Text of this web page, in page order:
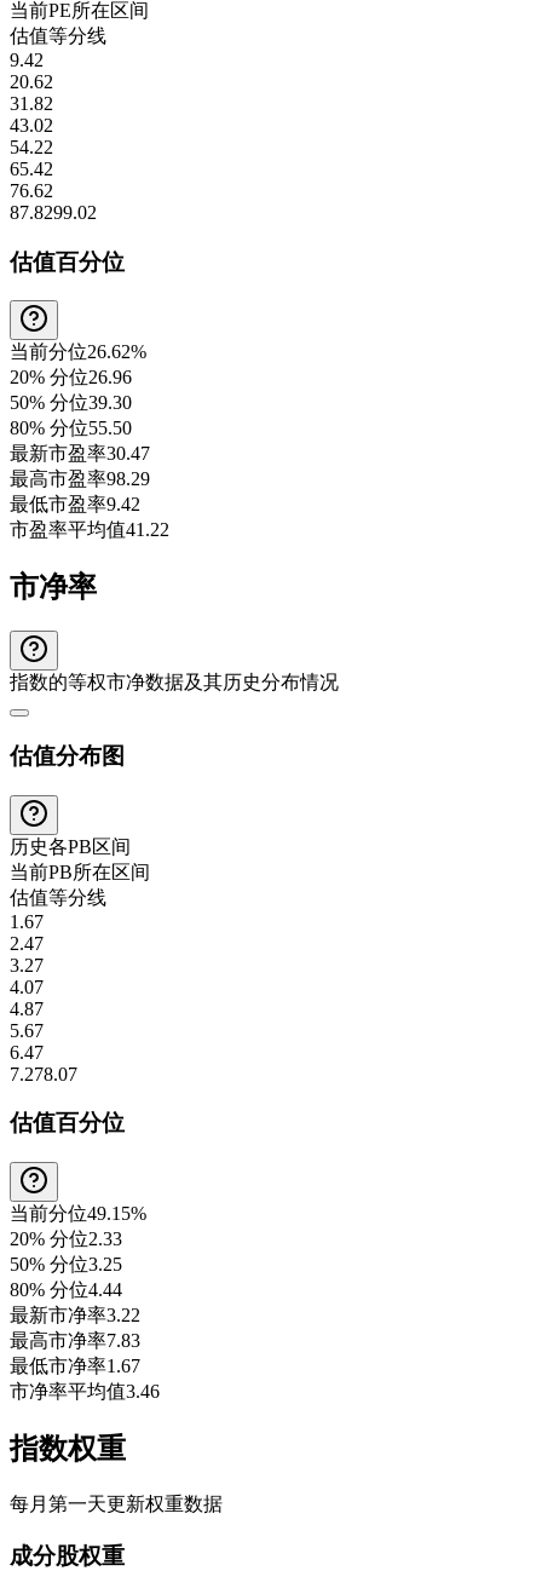
当前PE所在区间
估值等分线
9.42
20.62
31.82
43.02
54.22
65.42
76.62
87.8299.02
估值百分位
当前分位26.62%
20% 分位26.96
50% 分位39.30
80% 分位55.50
最新市盈率30.47
最高市盈率98.29
最低市盈率9.42
市盈率平均值41.22
市净率
指数的等权市净数据及其历史分布情况
估值分布图
历史各PB区间
当前PB所在区间
估值等分线
1.67
2.47
3.27
4.07
4.87
5.67
6.47
7.278.07
估值百分位
当前分位49.15%
20% 分位2.33
50% 分位3.25
80% 分位4.44
最新市净率3.22
最高市净率7.83
最低市净率1.67
市净率平均值3.46
指数权重
每月第一天更新权重数据
成分股权重